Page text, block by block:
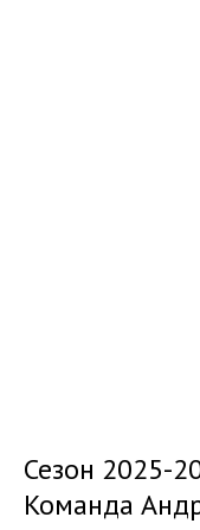
Сезон 2025-
Команда